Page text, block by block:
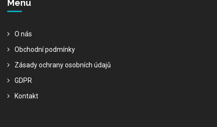
Menu
O nás
Obchodní podmínky
Zásady ochrany osobních údajů
GDPR
Kontakt